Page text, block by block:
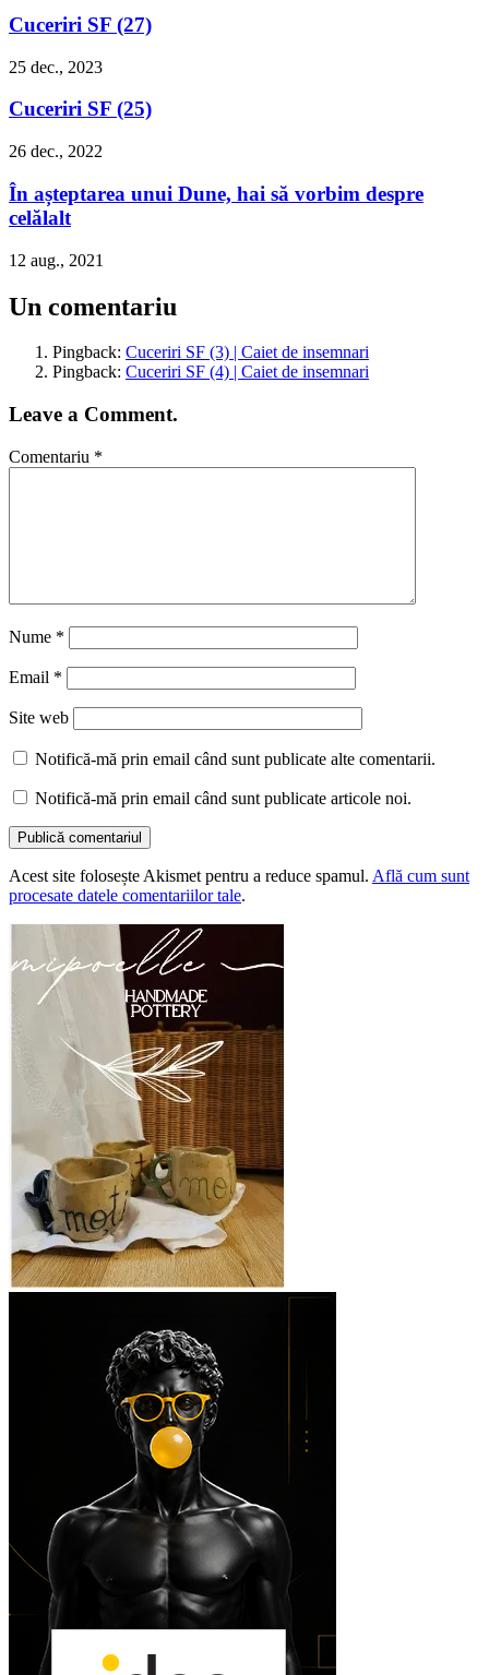
Cuceriri SF (27)
25 dec., 2023
Cuceriri SF (25)
26 dec., 2022
În așteptarea unui Dune, hai să vorbim despre
celălalt
12 aug., 2021
Un comentariu
Pingback: Cuceriri SF (3) | Caiet de insemnari
Pingback: Cuceriri SF (4) | Caiet de insemnari
Leave a Comment.
Comentariu *
Nume *
Email *
Site web
Notifică-mă prin email când sunt publicate alte comentarii.
Notifică-mă prin email când sunt publicate articole noi.
Acest site folosește Akismet pentru a reduce spamul. Află cum sunt
procesate datele comentariilor tale.